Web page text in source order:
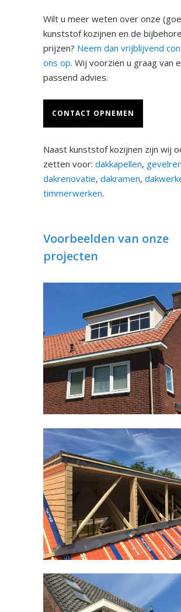
Wilt u meer weten over onze
kunststof kozijnen en de
prijzen? Neem dan vrijblijvend
ons op. Wij voorzien u graag van
passend advies.
CONTACT OPNEMEN
Naast kunststof kozijnen zijn wij
zetten voor: dakkapellen,
dakrenovatie, dakramen,
timmerwerken.
Voorbeelden van onze
projecten
Dakkapel Malden
Timmerwerken divers